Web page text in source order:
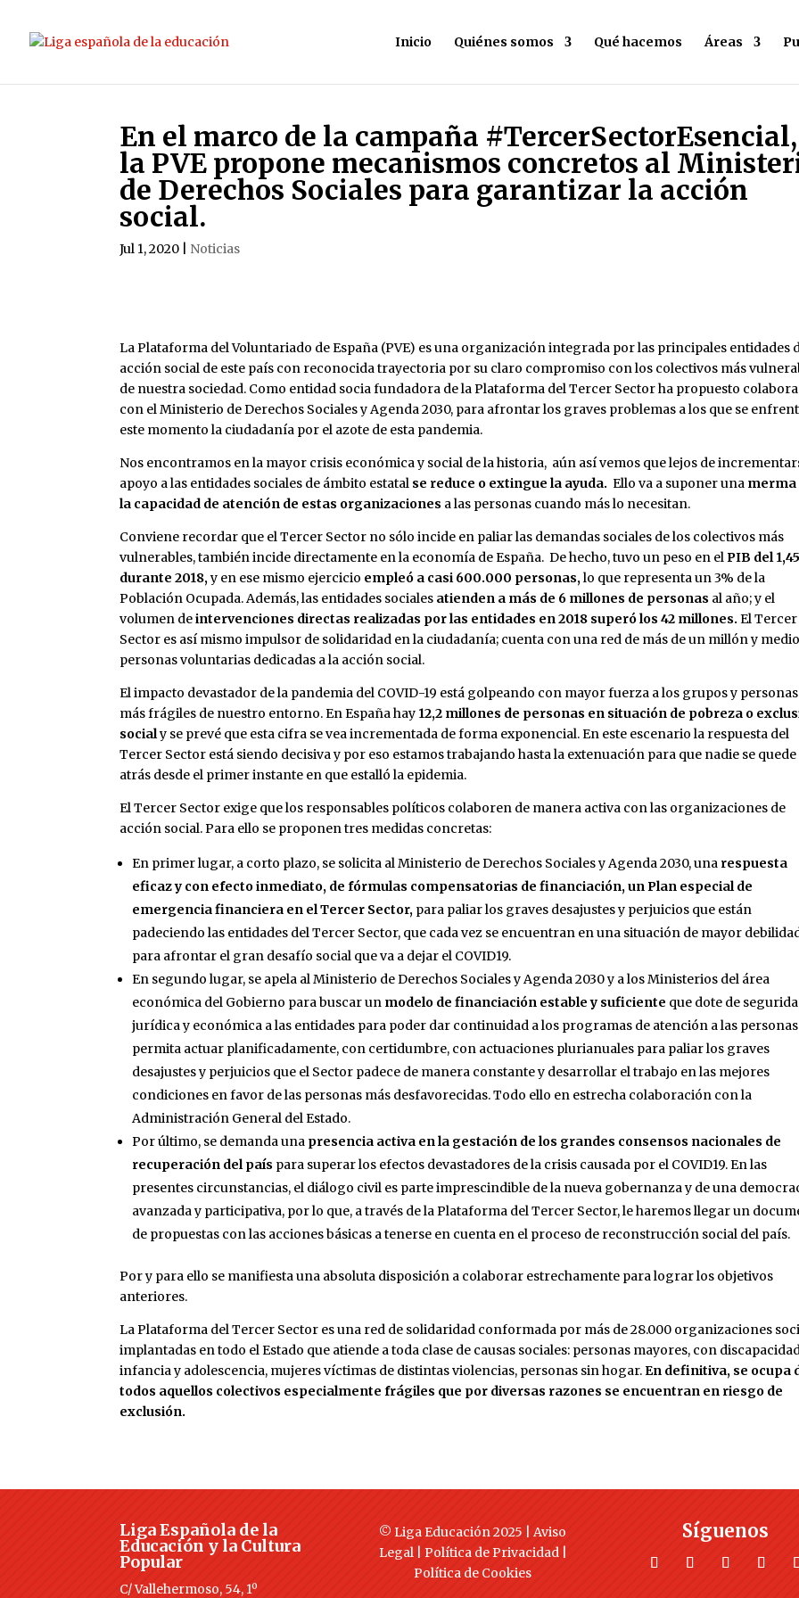
Inicio Quiénes somos Qué hacemos Áreas
En el marco de la campaña #TercerSectorEsencial,
la PVE propone mecanismos concretos al
de Derechos Sociales para garantizar la acción
social.
Jul 1, 2020 Noticias
La Plataforma del Voluntariado de España (PVE) es una organización integrada por las principales entidades
acción social de este país con reconocida trayectoria por su claro compromiso con los colectivos más
de nuestra sociedad. Como entidad socia fundadora de la Plataforma del Tercer Sector ha propuesto
con el Ministerio de Derechos Sociales y Agenda 2030, para afrontar los graves problemas a los que se
este momento la ciudadanía por el azote de esta pandemia.
Nos encontramos en la mayor crisis económica y social de la historia, aún así vemos que lejos de
apoyo a las entidades sociales de ámbito estatal se reduce o extingue la ayuda.Ello va a suponer una merma
la capacidad de atención de estas organizaciones a las personas cuando más lo necesitan.
Conviene recordar que el Tercer Sector no sólo incide en paliar las demandas sociales de los colectivos más
vulnerables, también incide directamente en la economía de España. De hecho, tuvo un peso en elPIB del
durante 2018,y en ese mismo ejercicio empleó a casi 600.000 personas,lo que representa un 3% de la
Población Ocupada. Además, las entidades sociales atienden a más de 6 millones de personas al año; y el
volumen deintervenciones directas realizadas por las entidades en 2018 superó los 42 millones.El Tercer
Sector es así mismo impulsor de solidaridad en la ciudadanía; cuenta con una red de más de un millón y
personas voluntarias dedicadas a la acción social.
El impacto devastador de la pandemia del COVID-19 está golpeando con mayor fuerza a los grupos y personas
más frágiles de nuestro entorno. En España hay 12,2 millones de personas en situación de pobreza o
socialy se prevé que esta cifra se vea incrementada de forma exponencial. En este escenario la respuesta del
Tercer Sector está siendo decisiva y por eso estamos trabajando hasta la extenuación para que nadie se quede
atrás desde el primer instante en que estalló la epidemia.
El Tercer Sector exige que los responsables políticos colaboren de manera activa con las organizaciones de
acción social. Para ello se proponen tres medidas concretas:
En primer lugar, a corto plazo, se solicita al Ministerio de Derechos Sociales y Agenda 2030, una respuesta
eficaz y con efecto inmediato, de fórmulas compensatorias de financiación, un Plan especial de
emergencia financiera en el Tercer Sector, para paliar los graves desajustes y perjuicios que están
padeciendo las entidades del Tercer Sector, que cada vez se encuentran en una situación de mayor
para afrontar el gran desafío social que va a dejar el COVID19.
En segundo lugar, se apela al Ministerio de Derechos Sociales y Agenda 2030 y a los Ministerios del área
económica del Gobierno para buscar un modelo de financiación estable y suficiente que dote de
jurídica y económica a las entidades para poder dar continuidad a los programas de atención a las personas
permita actuar planificadamente, con certidumbre, con actuaciones plurianuales para paliar los graves
desajustes y perjuicios que el Sector padece de manera constante y desarrollar el trabajo en las mejores
condiciones en favor de las personas más desfavorecidas. Todo ello en estrecha colaboración con la
Administración General del Estado.
Por último, se demanda una presencia activa en la gestación de los grandes consensos nacionales de
recuperación del país para superar los efectos devastadores de la crisis causada por el COVID19. En las
presentes circunstancias, el diálogo civil es parte imprescindible de la nueva gobernanza y de una
avanzada y participativa, por lo que, a través de la Plataforma del Tercer Sector, le haremos llegar un
de propuestas con las acciones básicas a tenerse en cuenta en el proceso de reconstrucción social del país.
Por y para ello se manifiesta una absoluta disposición a colaborar estrechamente para lograr los objetivos
anteriores.
La Plataforma del Tercer Sector es una red de solidaridad conformada por más de 28.000 organizaciones
implantadas en todo el Estado que atiende a toda clase de causas sociales: personas mayores, con
infancia y adolescencia, mujeres víctimas de distintas violencias, personas sin hogar.En definitiva, se ocupa
todos aquellos colectivos especialmente frágiles que por diversas razones se encuentran en riesgo de
exclusión.
Liga Española de la
Educación y la Cultura
Popular
C/ Vallehermoso, 54, 1º
© Liga Educación 2025 |Aviso
Legal| Política de Privacidad|
Política de Cookies
Síguenos